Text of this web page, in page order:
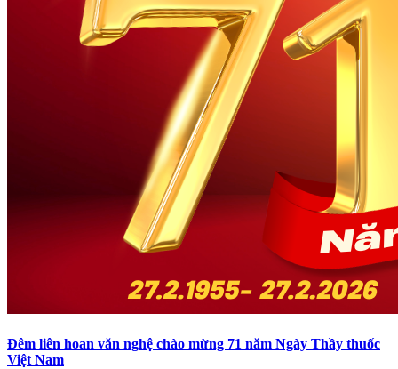
Đêm liên hoan văn nghệ chào mừng 71 năm Ngày Thầy thuốc
Việt Nam